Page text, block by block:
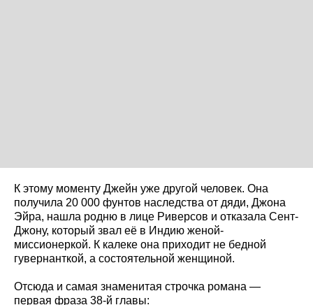
К этому моменту Джейн уже другой человек. Она
получила 20 000 фунтов наследства от дяди, Джона
Эйра, нашла родню в лице Риверсов и отказала Сент-
Джону, который звал её в Индию женой-
миссионеркой. К калеке она приходит не бедной
гувернанткой, а состоятельной женщиной.
Отсюда и самая знаменитая строчка романа —
первая фраза 38-й главы: